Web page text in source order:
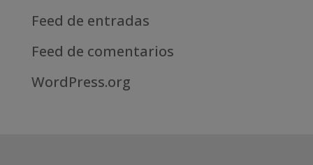
Feed de entradas
Feed de comentarios
WordPress.org